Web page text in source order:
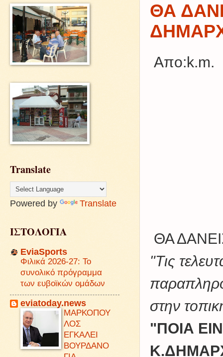
ΘΑ
Απο:k.m.
ΘΑ
"Τις
στην
"ΠΟΙΑ
Translate
Powered by Translate
ΙΣΤΟΛΟΓΙΑ
EviaSports
Φιλικά 2026-27: Το
συνολικό πρόγραμμα
των ευβοϊκών ομάδων
eviatoday.news
ΜΑΡΚΟΠΟΥ
ΛΟΣ
ΕΓΚΑΛΕΙ
ΒΟΥΡΔΑΝΟ